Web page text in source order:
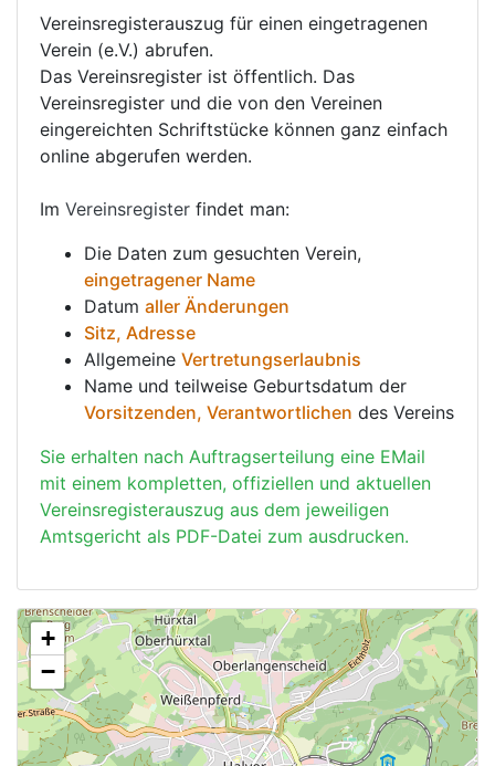
Vereinsregisterauszug für einen eingetragenen
Verein (e.V.) abrufen.
Das Vereinsregister ist öffentlich. Das
Vereinsregister und die von den Vereinen
eingereichten Schriftstücke können ganz einfach
online abgerufen werden.
Im Vereinsregister findet man:
Die Daten zum gesuchten Verein,
eingetragener Name
Datum aller Änderungen
Sitz, Adresse
Allgemeine Vertretungserlaubnis
Name und teilweise Geburtsdatum der
Vorsitzenden, Verantwortlichen des Vereins
Sie erhalten nach Auftragserteilung eine EMail
mit einem kompletten, offiziellen und aktuellen
Vereinsregisterauszug aus dem jeweiligen
Amtsgericht als PDF-Datei zum ausdrucken.
+
−